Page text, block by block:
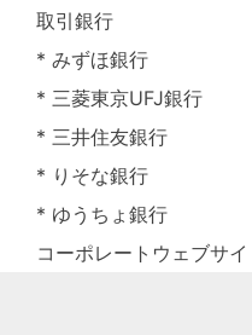
取引銀行
* みずほ銀行
* 三菱東京UFJ銀行
* 三井住友銀行
* りそな銀行
* ゆうちょ銀行
コーポレートウェブサ